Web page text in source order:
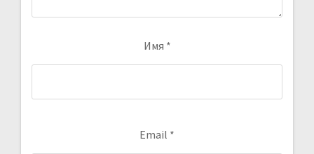
Имя *
Email *